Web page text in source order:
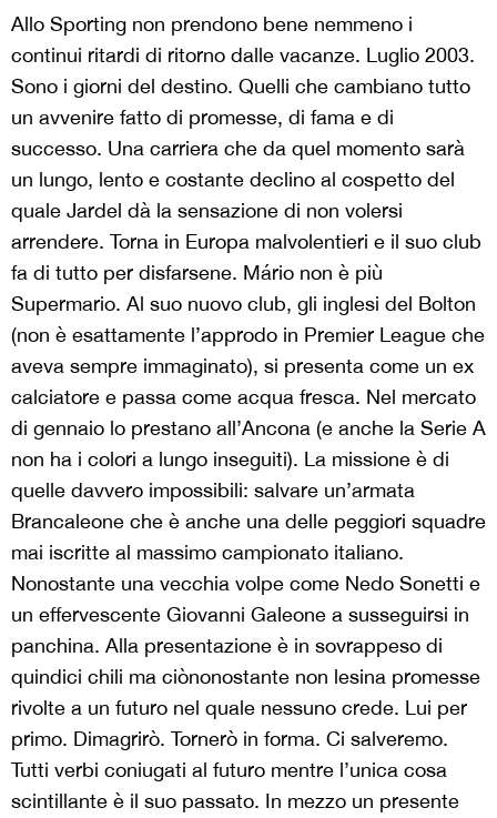
Allo Sporting non prendono bene nemmeno i
continui ritardi di ritorno dalle vacanze. Luglio 2003.
Sono i giorni del destino. Quelli che cambiano tutto
un avvenire fatto di promesse, di fama e di
successo. Una carriera che da quel momento sarà
un lungo, lento e costante declino al cospetto del
quale Jardel dà la sensazione di non volersi
arrendere. Torna in Europa malvolentieri e il suo club
fa di tutto per disfarsene. Mário non è più
Supermario. Al suo nuovo club, gli inglesi del Bolton
(non è esattamente l’approdo in Premier League che
aveva sempre immaginato), si presenta come un ex
calciatore e passa come acqua fresca. Nel mercato
di gennaio lo prestano all’Ancona (e anche la Serie A
non ha i colori a lungo inseguiti). La missione è di
quelle davvero impossibili: salvare un’armata
Brancaleone che è anche una delle peggiori squadre
mai iscritte al massimo campionato italiano.
Nonostante una vecchia volpe come Nedo Sonetti e
un effervescente Giovanni Galeone a susseguirsi in
panchina. Alla presentazione è in sovrappeso di
quindici chili ma ciònonostante non lesina promesse
rivolte a un futuro nel quale nessuno crede. Lui per
primo. Dimagrirò. Tornerò in forma. Ci salveremo.
Tutti verbi coniugati al futuro mentre l’unica cosa
scintillante è il suo passato. In mezzo un presente